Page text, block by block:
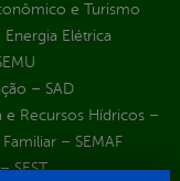
e Turismo
Elétrica
– SAD
e Recursos Hídricos –
– SEMAF
SEST